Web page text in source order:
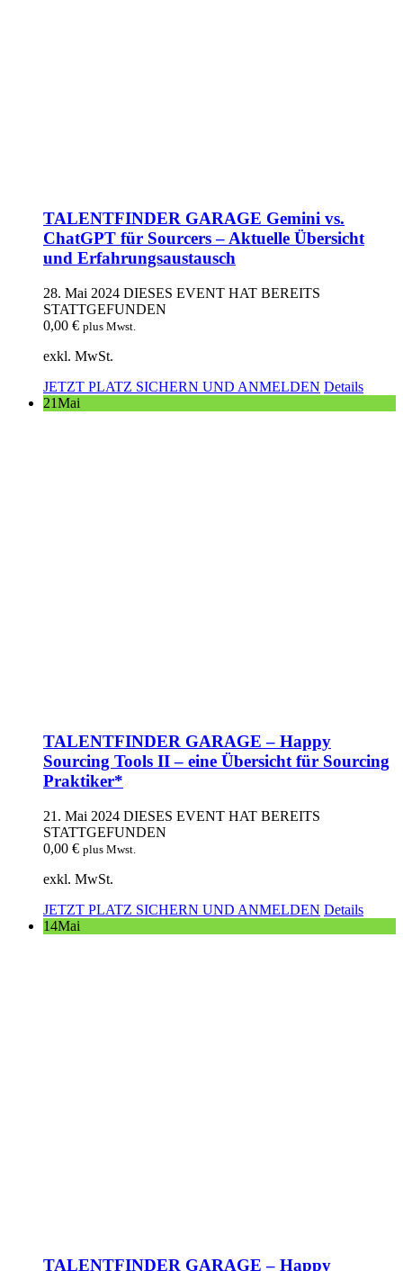
TALENTFINDER GARAGE Gemini vs.
ChatGPT für Sourcers – Aktuelle Übersicht
und Erfahrungsaustausch
28. Mai 2024 DIESES EVENT HAT BEREITS
STATTGEFUNDEN
0,00 € plus Mwst.
exkl. MwSt.
JETZT PLATZ SICHERN UND ANMELDEN Details
21Mai
TALENTFINDER GARAGE – Happy
Sourcing Tools II – eine Übersicht für Sourcing
Praktiker*
21. Mai 2024 DIESES EVENT HAT BEREITS
STATTGEFUNDEN
0,00 € plus Mwst.
exkl. MwSt.
JETZT PLATZ SICHERN UND ANMELDEN Details
14Mai
TALENTFINDER GARAGE – Happy